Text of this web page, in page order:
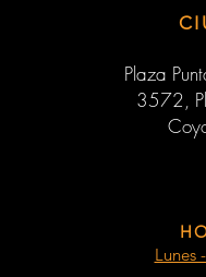
Plaza
3572,
Lunes